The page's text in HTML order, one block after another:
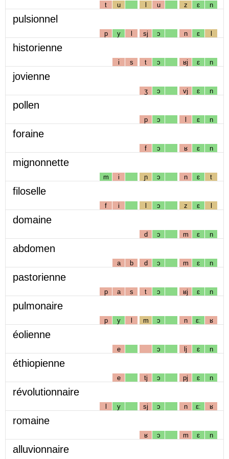
t u l u z ɛ n
pulsionnel
p y l sj ɔ n ɛ l
historienne
i s t ɔ ʁj ɛ n
jovienne
ʒ ɔ vj ɛ n
pollen
p ɔ l ɛ n
foraine
f ɔ ʁ ɛ n
mignonnette
m i ɲ ɔ n ɛ t
filoselle
f i l ɔ z ɛ l
domaine
d ɔ m ɛ n
abdomen
a b d ɔ m ɛ n
pastorienne
p a s t ɔ ʁj ɛ n
pulmonaire
p y l m ɔ n ɛː ʁ
éolienne
e ɔ lj ɛ n
éthiopienne
e tj ɔ pj ɛ n
révolutionnaire
l y sj ɔ n ɛː ʁ
romaine
ʁ ɔ m ɛ n
alluvionnaire